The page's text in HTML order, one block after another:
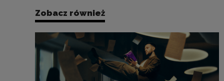
Zobacz również